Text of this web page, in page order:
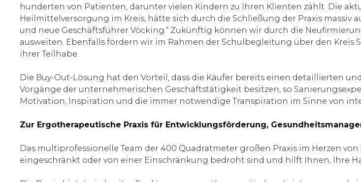
hunderten von Patienten, darunter vielen Kindern zu Ihren Klienten zählt. Die
Heilmittelversorgung im Kreis, hätte sich durch die Schließung der Praxis
und neue Geschäftsführer Vöcking.“ Zukünftig können wir durch die
ausweiten. Ebenfalls fördern wir im Rahmen der Schulbegleitung über den Kreis
ihrer Teilhabe.
Die Buy-Out-Lösung hat den Vorteil, dass die Käufer bereits einen detaillierten
Vorgänge der unternehmerischen Geschäftstätigkeit besitzen, so
Motivation, Inspiration und die immer notwendige Transpiration im Sinne von
Zur Ergotherapeutische Praxis für Entwicklungsförderung,
Das multiprofessionelle Team der 400 Quadratmeter großen Praxis im Herzen
eingeschränkt oder von einer Einschränkung bedroht sind und hilft Ihnen, Ihre